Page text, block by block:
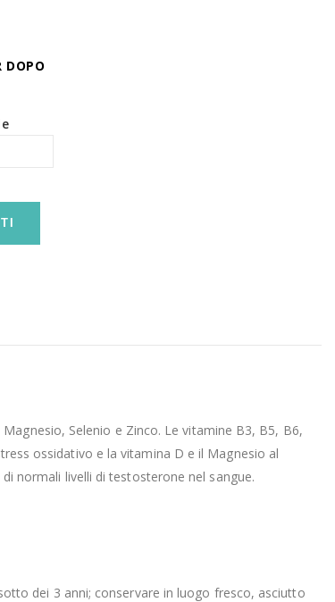
DOPO
Selenio e Zinco. Le vitamine B3, B5, B6,
ossidativo e la vitamina D e il Magnesio al
normali livelli di testosterone nel sangue.
dei 3 anni; conservare in luogo fresco, asciutto